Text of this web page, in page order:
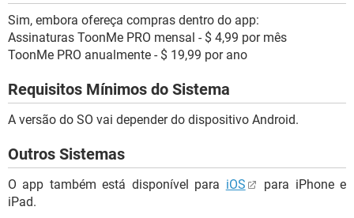
Sim, embora ofereça compras dentro do app:
Assinaturas ToonMe PRO mensal - $ 4,99 por mês
ToonMe PRO anualmente - $ 19,99 por ano
Requisitos Mínimos do Sistema
A versão do SO vai depender do dispositivo Android.
Outros Sistemas
O app também está disponível para iOS
para iPhone e
iPad.